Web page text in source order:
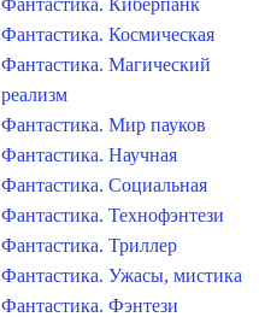
Фантастика. Киберпанк
Фантастика. Космическая
Фантастика. Магический
реализм
Фантастика. Мир пауков
Фантастика. Научная
Фантастика. Социальная
Фантастика. Технофэнтези
Фантастика. Триллер
Фантастика. Ужасы, мистика
Фантастика. Фэнтези